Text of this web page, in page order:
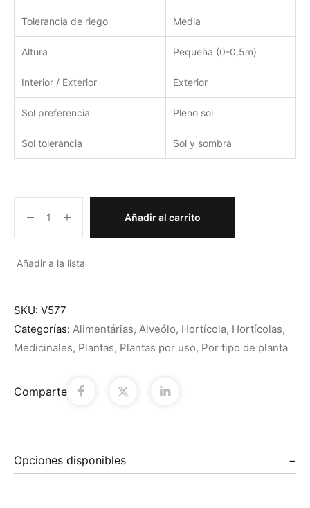
Tolerancia de riego Media
Altura Pequeña (0-0,5m)
Interior / Exterior Exterior
Sol preferencia Pleno sol
Sol tolerancia Sol y sombra
Añadir al carrito
Añadir a la lista
SKU: V577
Categorías: Alimentárias, Alveólo, Hortícola, Hortícolas,
Medicinales, Plantas, Plantas por uso, Por tipo de planta
Comparte
Opciones disponibles